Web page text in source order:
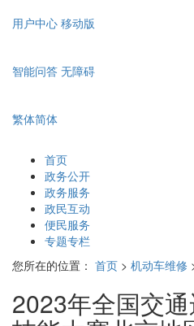
用户中心 移动版
智能问答 无障碍
繁体简体
首页
政务公开
政务服务
政民互动
便民服务
专题专栏
您所在的位置： 首页 > 机动车维修
2023年全国交